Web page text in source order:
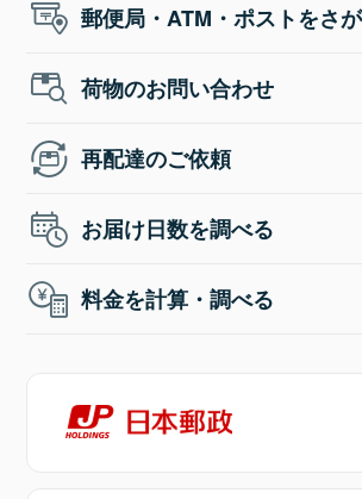
郵便局・ATM・ポストをさ
荷物のお問い合わせ
再配達のご依頼
お届け日数を調べる
料金を計算・調べる